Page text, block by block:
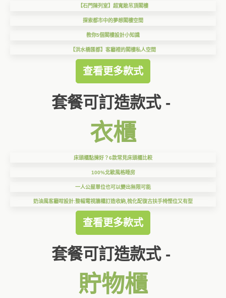
【石門陳列室】超寬敞吊頂閣樓
探索都市中的夢想閣樓空間
教你5個閣樓設計小知識
【洪水橋匯都】客廳裡的閣樓私人空間
查看更多款式
套餐可訂造款式 -
衣櫃
床頭櫃點揀好？6款常見床頭櫃比較
100%北歐風格睡房
一人公屋單位也可以變出無限可能
奶油風客廳咁設計:整幅電視牆櫃訂造收納,梳化配復古扶手椅慳位又有型
查看更多款式
套餐可訂造款式 -
貯物櫃